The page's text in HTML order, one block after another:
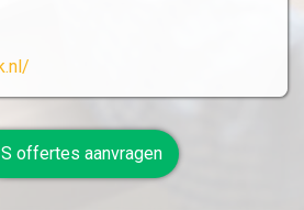
offertes aanvragen